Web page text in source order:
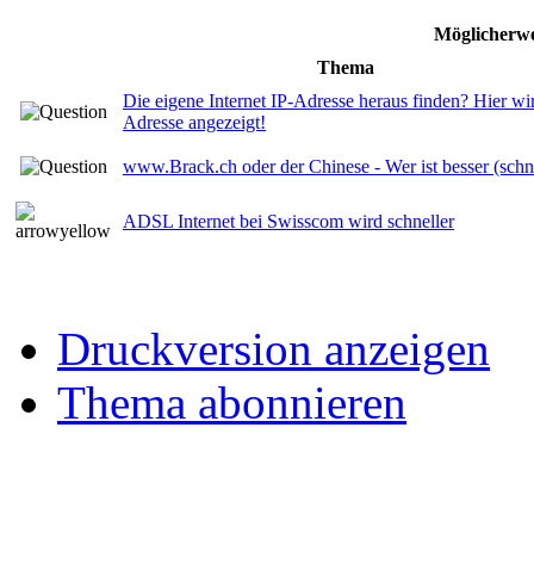
Thema
Die eigene Internet IP-Adresse heraus finden? Hier
Adresse angezeigt!
www.Brack.ch oder der Chinese - Wer ist besser
ADSL Internet bei Swisscom wird schneller
Druckversion anzeigen
Thema abonnieren